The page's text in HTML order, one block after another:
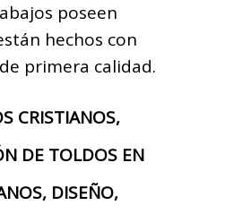
poseen
hechos con
primera calidad.
CRISTIANOS,
DE TOLDOS EN
DISEÑO,